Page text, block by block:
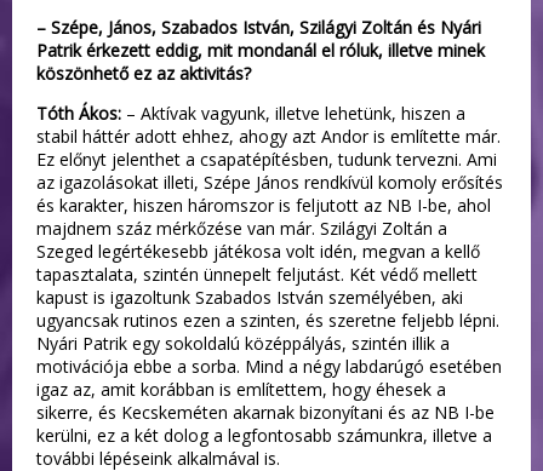
– Szépe, János, Szabados István, Szilágyi Zoltán és Nyári
Patrik érkezett eddig, mit mondanál el róluk, illetve minek
köszönhető ez az aktivitás?
Tóth Ákos: – Aktívak vagyunk, illetve lehetünk, hiszen a
stabil háttér adott ehhez, ahogy azt Andor is említette már.
Ez előnyt jelenthet a csapatépítésben, tudunk tervezni. Ami
az igazolásokat illeti, Szépe János rendkívül komoly erősítés
és karakter, hiszen háromszor is feljutott az NB I-be, ahol
majdnem száz mérkőzése van már. Szilágyi Zoltán a
Szeged legértékesebb játékosa volt idén, megvan a kellő
tapasztalata, szintén ünnepelt feljutást. Két védő mellett
kapust is igazoltunk Szabados István személyében, aki
ugyancsak rutinos ezen a szinten, és szeretne feljebb lépni.
Nyári Patrik egy sokoldalú középpályás, szintén illik a
motivációja ebbe a sorba. Mind a négy labdarúgó esetében
igaz az, amit korábban is említettem, hogy éhesek a
sikerre, és Kecskeméten akarnak bizonyítani és az NB I-be
kerülni, ez a két dolog a legfontosabb számunkra, illetve a
további lépéseink alkalmával is.